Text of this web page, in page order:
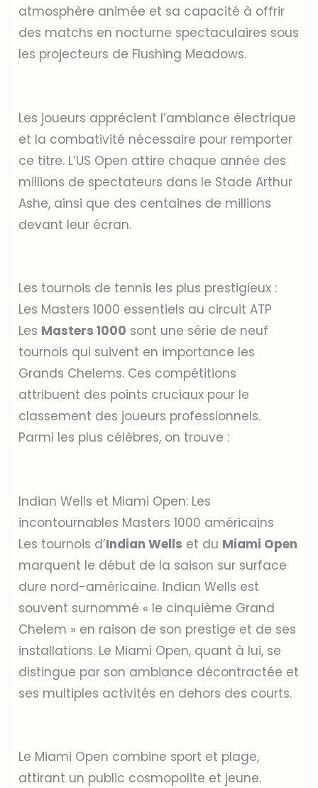
atmosphère animée et sa capacité à offrir
des matchs en nocturne spectaculaires sous
les projecteurs de Flushing Meadows.
Les joueurs apprécient l’ambiance électrique
et la combativité nécessaire pour remporter
ce titre. L’US Open attire chaque année des
millions de spectateurs dans le Stade Arthur
Ashe, ainsi que des centaines de millions
devant leur écran.
Les tournois de tennis les plus prestigieux :
Les Masters 1000 essentiels au circuit ATP
Les Masters 1000 sont une série de neuf
tournois qui suivent en importance les
Grands Chelems. Ces compétitions
attribuent des points cruciaux pour le
classement des joueurs professionnels.
Parmi les plus célèbres, on trouve :
Indian Wells et Miami Open: Les
incontournables Masters 1000 américains
Les tournois d’Indian Wells et du Miami Open
marquent le début de la saison sur surface
dure nord-américaine. Indian Wells est
souvent surnommé « le cinquième Grand
Chelem » en raison de son prestige et de ses
installations. Le Miami Open, quant à lui, se
distingue par son ambiance décontractée et
ses multiples activités en dehors des courts.
Le Miami Open combine sport et plage,
attirant un public cosmopolite et jeune.